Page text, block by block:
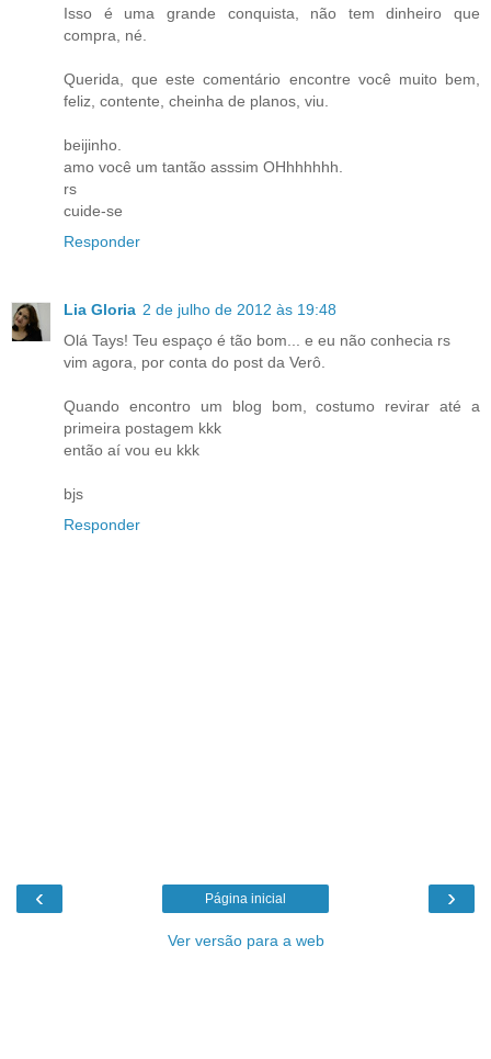
Isso é uma grande conquista, não tem dinheiro que
compra, né.
Querida, que este comentário encontre você muito bem,
feliz, contente, cheinha de planos, viu.
beijinho.
amo você um tantão asssim OHhhhhhh.
rs
cuide-se
Responder
Lia Gloria 2 de julho de 2012 às 19:48
Olá Tays! Teu espaço é tão bom... e eu não conhecia rs
vim agora, por conta do post da Verô.
Quando encontro um blog bom, costumo revirar até a
primeira postagem kkk
então aí vou eu kkk
bjs
Responder
‹ ›
Página inicial
Ver versão para a web